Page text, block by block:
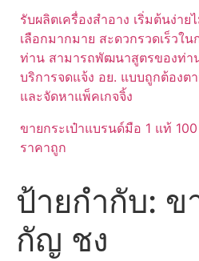
รับผลิตเครื่องสำอาง เริ่มต้นง่า
เลือกมากมาย สะดวกรวดเร็วใ
ท่าน สามารถพัฒนาสูตรของท่า
บริการจดแจ้ง อย. แบบถูกต้อง
และจัดหาแพ็คเกจจิ้ง
ขายกระเป๋าแบรนด์มือ 1 แท้
ราคาถูก
ป้ายกำกับ: ข
กัญ ชง